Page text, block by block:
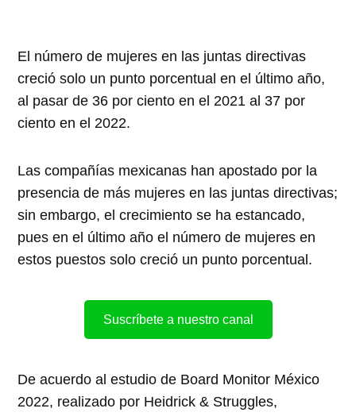
El número de mujeres en las juntas directivas
creció solo un punto porcentual en el último año,
al pasar de 36 por ciento en el 2021 al 37 por
ciento en el 2022.
Las compañías mexicanas han apostado por la
presencia de más mujeres en las juntas directivas;
sin embargo, el crecimiento se ha estancado,
pues en el último año el número de mujeres en
estos puestos solo creció un punto porcentual.
Suscríbete a nuestro canal
De acuerdo al estudio de Board Monitor México
2022, realizado por Heidrick & Struggles,